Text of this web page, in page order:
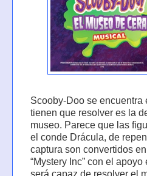
Scooby-Doo se encuentra
tienen que resolver es la
museo. Parece que las
el conde Drácula, de
captura son convertidos
“Mystery Inc” con el
será capaz de resolver el